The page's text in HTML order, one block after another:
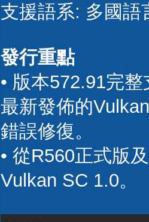
支援語系: 多國語
發行重點
• 版本572.91完
最新發佈的
錯誤修復。
• 從R560正式版
Vulkan SC 1.0。